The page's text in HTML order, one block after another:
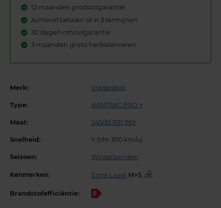
12 maanden productgarantie
Achteraf betalen of in 3 termijnen
30 dagen omruilgarantie
3 maanden gratis herbalanceren
Merk: Vredestein
Type: WINTRAC PRO +
Maat: 245/35 R21 96Y
Snelheid: Y (t/m 300 km/u)
Seizoen: Winterbanden
Kenmerken: Extra Load ,
Brandstofefficiëntie: E